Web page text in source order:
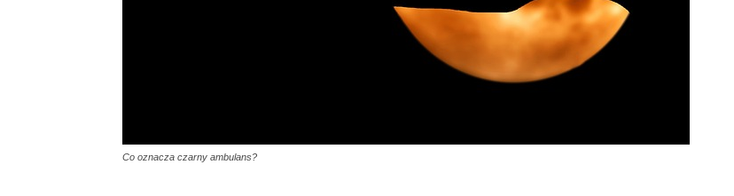
Co oznacza czarny ambulans?